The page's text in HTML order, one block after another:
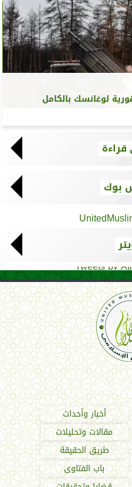
لوغانسك بالكامل
قراءة
بوك
Tweets by
الإسلامي
أخبار وأحداث
مقالات وتحليلات
طريق الحقيقة
باب الفتاوى